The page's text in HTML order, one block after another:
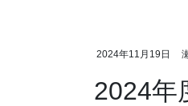
2024年11月19日
2024